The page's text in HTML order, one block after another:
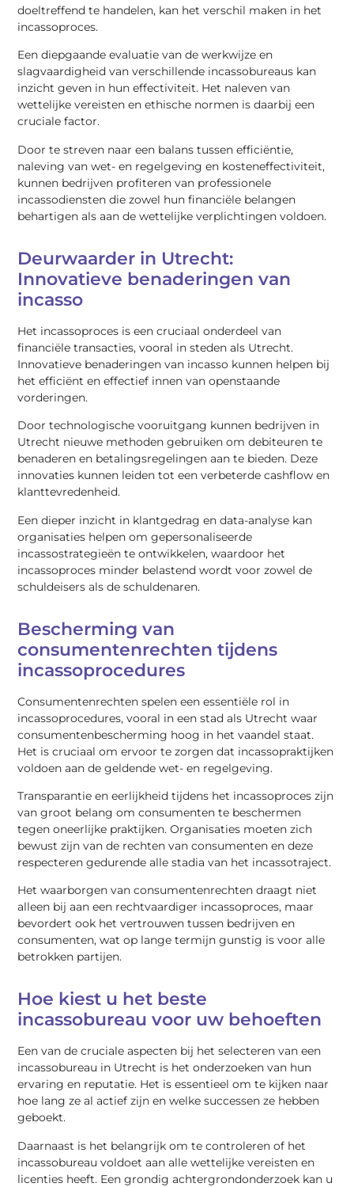
doeltreffend te handelen, kan het verschil maken in het
incassoproces.
Een diepgaande evaluatie van de werkwijze en
slagvaardigheid van verschillende incassobureaus kan
inzicht geven in hun effectiviteit. Het naleven van
wettelijke vereisten en ethische normen is daarbij een
cruciale factor.
Door te streven naar een balans tussen efficiëntie,
naleving van wet- en regelgeving en kosteneffectiviteit,
kunnen bedrijven profiteren van professionele
incassodiensten die zowel hun financiële belangen
behartigen als aan de wettelijke verplichtingen voldoen.
Deurwaarder in Utrecht:
Innovatieve benaderingen van
incasso
Het incassoproces is een cruciaal onderdeel van
financiële transacties, vooral in steden als Utrecht.
Innovatieve benaderingen van incasso kunnen helpen bij
het efficiënt en effectief innen van openstaande
vorderingen.
Door technologische vooruitgang kunnen bedrijven in
Utrecht nieuwe methoden gebruiken om debiteuren te
benaderen en betalingsregelingen aan te bieden. Deze
innovaties kunnen leiden tot een verbeterde cashflow en
klanttevredenheid.
Een dieper inzicht in klantgedrag en data-analyse kan
organisaties helpen om gepersonaliseerde
incassostrategieën te ontwikkelen, waardoor het
incassoproces minder belastend wordt voor zowel de
schuldeisers als de schuldenaren.
Bescherming van
consumentenrechten tijdens
incassoprocedures
Consumentenrechten spelen een essentiële rol in
incassoprocedures, vooral in een stad als Utrecht waar
consumentenbescherming hoog in het vaandel staat.
Het is cruciaal om ervoor te zorgen dat incassopraktijken
voldoen aan de geldende wet- en regelgeving.
Transparantie en eerlijkheid tijdens het incassoproces zijn
van groot belang om consumenten te beschermen
tegen oneerlijke praktijken. Organisaties moeten zich
bewust zijn van de rechten van consumenten en deze
respecteren gedurende alle stadia van het incassotraject.
Het waarborgen van consumentenrechten draagt niet
alleen bij aan een rechtvaardiger incassoproces, maar
bevordert ook het vertrouwen tussen bedrijven en
consumenten, wat op lange termijn gunstig is voor alle
betrokken partijen.
Hoe kiest u het beste
incassobureau voor uw behoeften
Een van de cruciale aspecten bij het selecteren van een
incassobureau in Utrecht is het onderzoeken van hun
ervaring en reputatie. Het is essentieel om te kijken naar
hoe lang ze al actief zijn en welke successen ze hebben
geboekt.
Daarnaast is het belangrijk om te controleren of het
incassobureau voldoet aan alle wettelijke vereisten en
licenties heeft. Een grondig achtergrondonderzoek kan u